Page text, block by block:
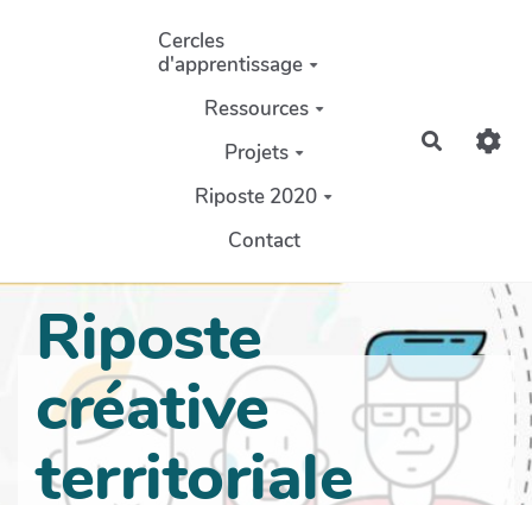
Aller au contenu principal
Cercles
d'apprentissage
Ressources
Projets
Riposte 2020
Contact
Riposte
créative
territoriale